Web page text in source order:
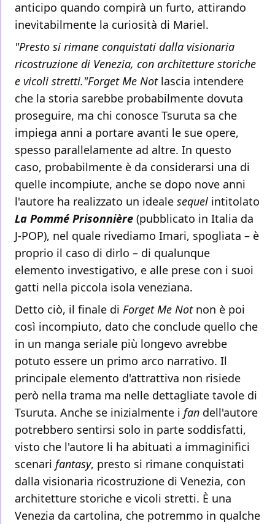
anticipo quando compirà un furto, attirando
inevitabilmente la curiosità di Mariel.
"Presto si rimane conquistati dalla visionaria
ricostruzione di Venezia, con architetture storiche
e vicoli stretti."Forget Me Notlascia intendere
che la storia sarebbe probabilmente dovuta
proseguire, ma chi conosce Tsuruta sa che
impiega anni a portare avanti le sue opere,
spesso parallelamente ad altre. In questo
caso, probabilmente è da considerarsi una di
quelle incompiute, anche se dopo nove anni
l'autore ha realizzato un ideale sequel intitolato
La Pommé Prisonnière (pubblicato in Italia da
J-POP), nel quale rivediamo Imari, spogliata – è
proprio il caso di dirlo – di qualunque
elemento investigativo, e alle prese con i suoi
gatti nella piccola isola veneziana.
Detto ciò, il finale di Forget Me Notnon è poi
così incompiuto, dato che conclude quello che
in un manga seriale più longevo avrebbe
potuto essere un primo arco narrativo. Il
principale elemento d'attrattiva non risiede
però nella trama ma nelle dettagliate tavole di
Tsuruta. Anche se inizialmente i fan dell'autore
potrebbero sentirsi solo in parte soddisfatti,
visto che l'autore li ha abituati a immaginifici
scenari fantasy, presto si rimane conquistati
dalla visionaria ricostruzione di Venezia, con
architetture storiche e vicoli stretti. È una
Venezia da cartolina, che potremmo in qualche